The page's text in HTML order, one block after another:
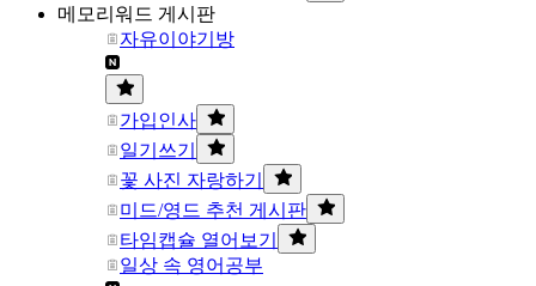
메모리워드 게시판
자유이야기방
가입인사
일기쓰기
꽃 사진 자랑하기
미드/영드 추천 게시판
타임캡슐 열어보기
일상 속 영어공부